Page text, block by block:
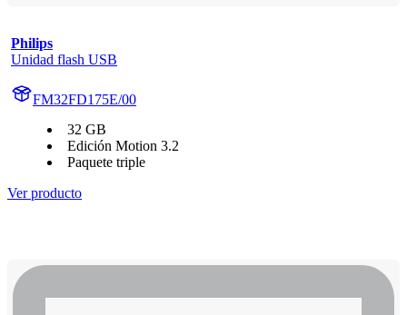
Philips
Unidad flash USB
FM32FD175E/00
32 GB
Edición Motion 3.2
Paquete triple
Ver producto